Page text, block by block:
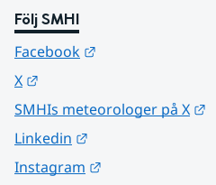
Följ SMHI
Facebook
X
SMHIs meteorologer på X
Linkedin
Instagram